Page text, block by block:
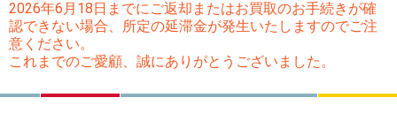
2026年6月18日までにご返却またはお買取のお手続きが確
認できない場合、所定の延滞金が発生いたしますのでご注
意ください。
これまでのご愛顧、誠にありがとうございました。